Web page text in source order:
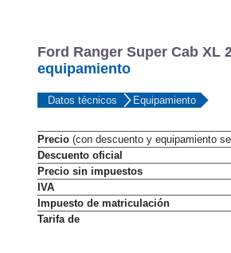
Ford Ranger Super Cab XL
equipamiento
Datos técnicos Equipamiento
Precio (con descuento y equipamiento
Descuento oficial
Precio sin impuestos
IVA
Impuesto de matriculación
Tarifa de